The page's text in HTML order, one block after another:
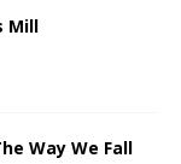
Mill
Way We Fall